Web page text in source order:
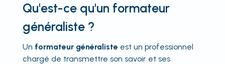
Qu'est-ce qu'un formateur
généraliste ?
Un formateur généraliste est un professionnel
chargé de transmettre son savoir et ses